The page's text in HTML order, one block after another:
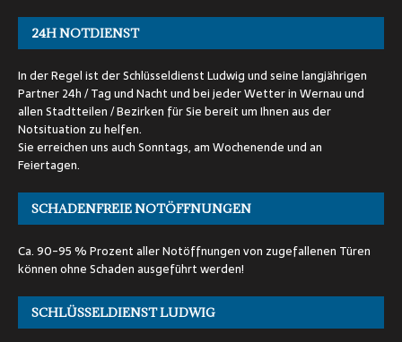
24H NOTDIENST
In der Regel ist der Schlüsseldienst Ludwig und seine langjährigen
Partner 24h / Tag und Nacht und bei jeder Wetter in Wernau und
allen Stadtteilen / Bezirken für Sie bereit um Ihnen aus der
Notsituation zu helfen.
Sie erreichen uns auch Sonntags, am Wochenende und an
Feiertagen.
SCHADENFREIE NOTÖFFNUNGEN
Ca. 90-95 % Prozent aller Notöffnungen von zugefallenen Türen
können ohne Schaden ausgeführt werden!
SCHLÜSSELDIENST LUDWIG